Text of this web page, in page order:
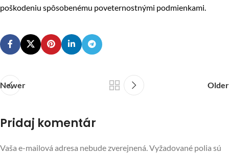
poškodeniu spôsobenému poveternostnými podmienkami.
Newer Older
Pridaj komentár
Vaša e-mailová adresa nebude zverejnená. Vyžadované polia sú